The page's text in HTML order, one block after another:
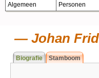
Algemeen Personen
Johan
Biografie Stamboom